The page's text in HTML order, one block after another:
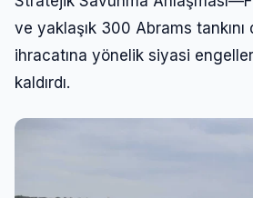
ve yaklaşık 300 Abrams
ihracatına yönelik siyasi
kaldırdı.
Şifre
Beni Hatırla